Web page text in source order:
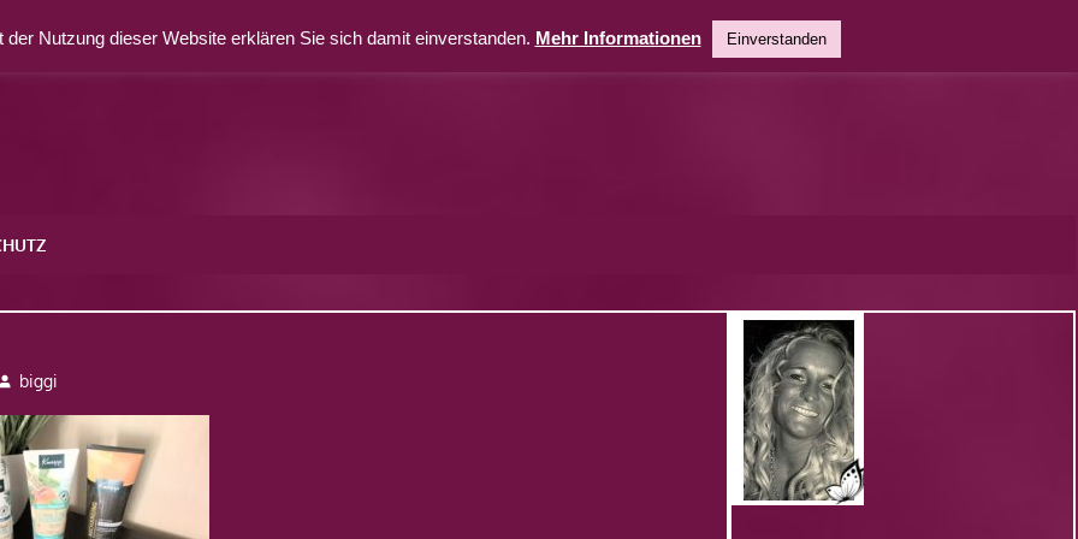
biggi
Nutzung dieser Website erklären Sie sich damit einverstanden. Mehr Informationen Einverstanden